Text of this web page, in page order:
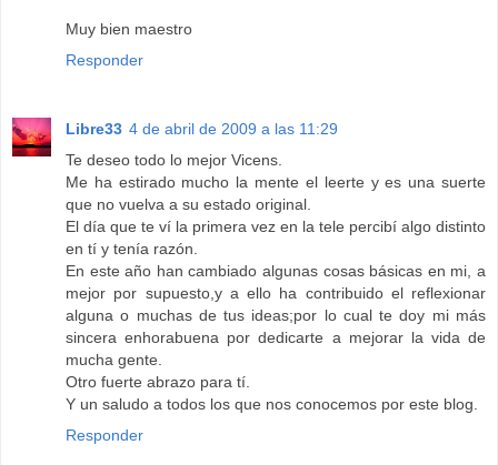
Muy bien maestro
Responder
Libre33 4 de abril de 2009 a las 11:29
Te deseo todo lo mejor Vicens.
Me ha estirado mucho la mente el leerte y es una suerte
que no vuelva a su estado original.
El día que te ví la primera vez en la tele percibí algo distinto
en tí y tenía razón.
En este año han cambiado algunas cosas básicas en mi, a
mejor por supuesto,y a ello ha contribuido el reflexionar
alguna o muchas de tus ideas;por lo cual te doy mi más
sincera enhorabuena por dedicarte a mejorar la vida de
mucha gente.
Otro fuerte abrazo para tí.
Y un saludo a todos los que nos conocemos por este blog.
Responder